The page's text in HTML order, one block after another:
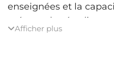
enseignées et la
préparer les étudiants
data science.
Afficher plus